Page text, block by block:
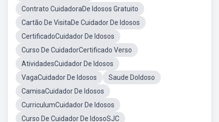
Contrato CuidadoraDe Idosos Gratuito
Cartão De VisitaDe Cuidador De Idosos
CertificadoCuidador De Idosos
Curso De CuidadorCertificado Verso
AtividadesCuidador De Idosos
VagaCuidador De Idosos
Saude DoIdoso
CamisaCuidador De Idosos
CurriculumCuidador De Idosos
Curso De Cuidador De IdosoSJC